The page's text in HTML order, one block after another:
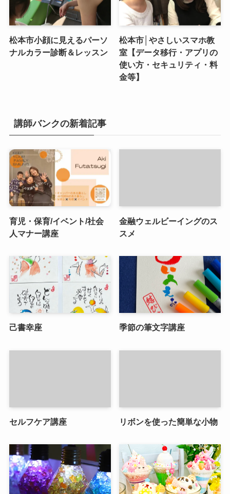
松本市小顔に見えるパーソ
ナルカラー診断＆レッスン
松本市│やさしいスマホ教
室【データ移行・アプリの
使い方・セキュリティ・料
金等】
講師バンクの新着記事
育児・保育/イベント/社会
人マナー講座
金融ウェルビーイングのス
スメ
己書幸座 季節の筆文字講座
セルフケア講座 リボンを使った簡単な小物